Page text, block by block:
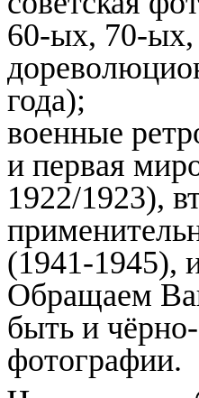
60-ых, 70-ых,
года);
военные
и первая
1922/1923),
(1941-1945),
Обращаем
быть и
фотографии.